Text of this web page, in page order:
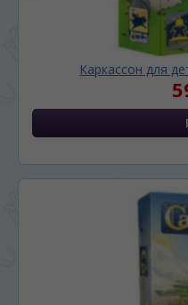
Каркассон для